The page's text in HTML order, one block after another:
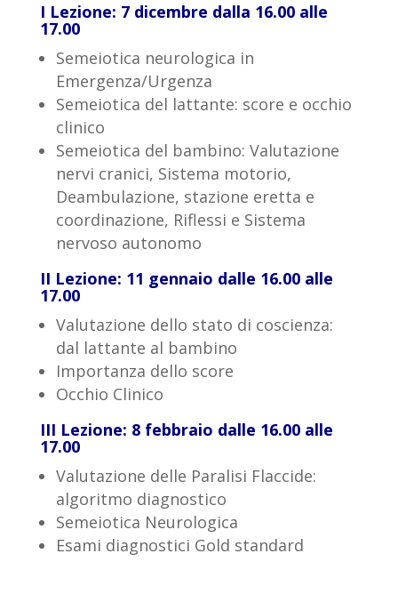
I Lezione: 7 dicembre dalla 16.00 alle
17.00
Semeiotica neurologica in
Emergenza/Urgenza
Semeiotica del lattante: score e occhio
clinico
Semeiotica del bambino: Valutazione
nervi cranici, Sistema motorio,
Deambulazione, stazione eretta e
coordinazione, Riflessi e Sistema
nervoso autonomo
II Lezione: 11 gennaio dalle 16.00 alle
17.00
Valutazione dello stato di coscienza:
dal lattante al bambino
Importanza dello score
Occhio Clinico
III Lezione: 8 febbraio dalle 16.00 alle
17.00
Valutazione delle Paralisi Flaccide:
algoritmo diagnostico
Semeiotica Neurologica
Esami diagnostici Gold standard